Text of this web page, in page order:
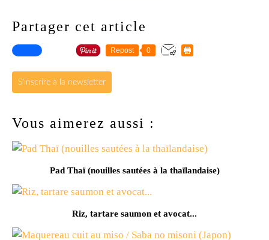
Partager cet article
Repost 0
S'inscrire à la newsletter
Vous aimerez aussi :
Pad Thaï (nouilles sautées à la thaïlandaise)
Riz, tartare saumon et avocat...